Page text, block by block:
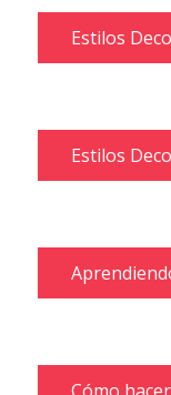
Estilos
Estilos